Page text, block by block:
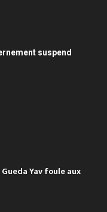
suspend
Yav foule aux